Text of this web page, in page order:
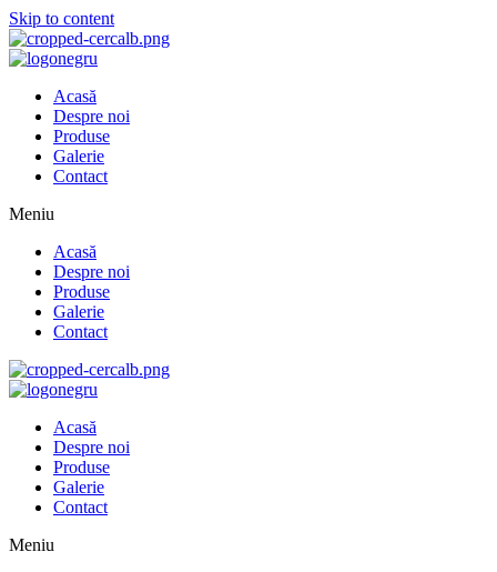
Skip to content
Acasă
Despre noi
Produse
Galerie
Contact
Meniu
Acasă
Despre noi
Produse
Galerie
Contact
Acasă
Despre noi
Produse
Galerie
Contact
Meniu